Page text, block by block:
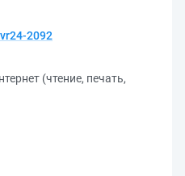
2092
(чтение, печать,